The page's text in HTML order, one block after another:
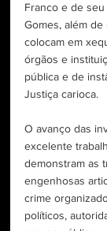
Franco e de
Gomes, além
colocam em
órgãos e
pública e de
Justiça carioca.
O avanço das
excelente
demonstram as
engenhosas
crime
políticos,